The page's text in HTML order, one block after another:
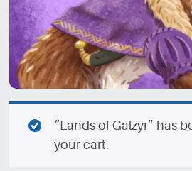
“Lands of Galzyr” has
your cart.